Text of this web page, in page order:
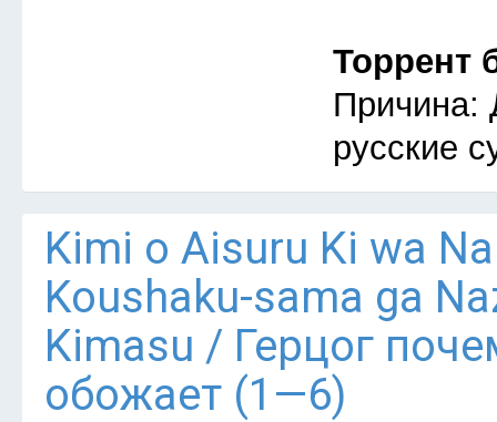
Торрент
Причина:
русские
Kimi o Aisuru Ki wa
Koushaku-sama ga
Kimasu / Герцог
обожает (1—6)